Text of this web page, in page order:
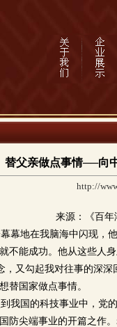
替父亲做点事情──向
http://
来源：《百年
幕地在我脑海中闪现，
不能成功。他从这些人
又勾起我对往事的深
替国家做点事情。
我国的科技事业中，党
防尖端事业的开篇之作